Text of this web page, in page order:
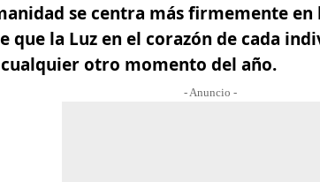
se centra más firmemente en
que la Luz en el corazón de cada
otro momento del año.
- Anuncio -